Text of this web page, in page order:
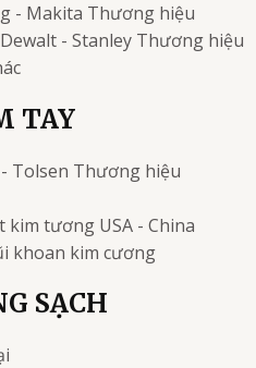
- Makita Thương hiệu
- Stanley Thương hiệu
TAY
Tolsen Thương hiệu
kim tương USA - China
khoan kim cương
SẠCH